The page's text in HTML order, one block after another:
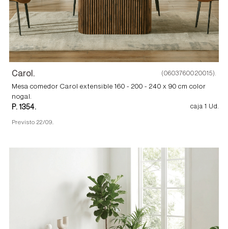
Carol. (0603760020015).
Mesa comedor Carol extensible 160 - 200 - 240 x 90 cm color
nogal.
P. 1354. caja 1 Ud.
Previsto 22/09.